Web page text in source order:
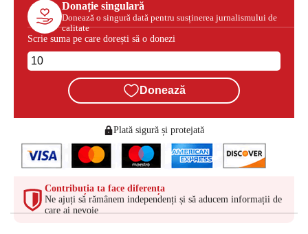
Donație singulară
Donează o singură dată pentru susținerea jurnalismului de
calitate
Scrie suma pe care dorești să o donezi
Donează
Plată sigură și protejată
Contribuția ta face diferența
Ne ajuți să rămânem independenți și să aducem informații de
care ai nevoie